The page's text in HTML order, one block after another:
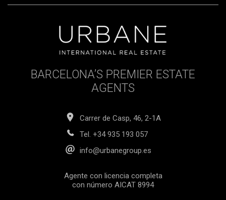
BARCELONA’S PREMIER ESTATE
AGENTS
Carrer de Casp, 46, 2-1A
Tel. +34 935 193 057
info@urbanegroup.es
Agente con licencia completa
con número AICAT 8994